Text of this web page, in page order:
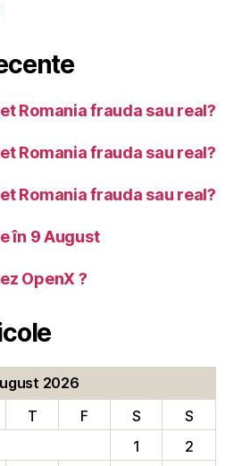
Romania frauda sau real?
Romania frauda sau real?
Romania frauda sau real?
în 9 August
OpenX ?
2026
T F S
S
1
2